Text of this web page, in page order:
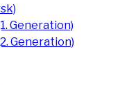
Generation)
Generation)